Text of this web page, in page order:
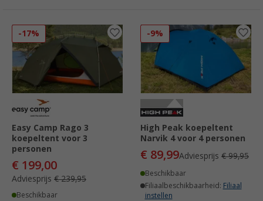
-17%
Easy Camp Rago 3
koepeltent voor 3
personen
€ 199,00
Adviesprijs € 239,95
Beschikbaar
-9%
High Peak koepeltent
Narvik 4 voor 4 personen
€ 89,99Adviesprijs € 99,95
Beschikbaar
Filiaalbeschikbaarheid: Filiaal
instellen